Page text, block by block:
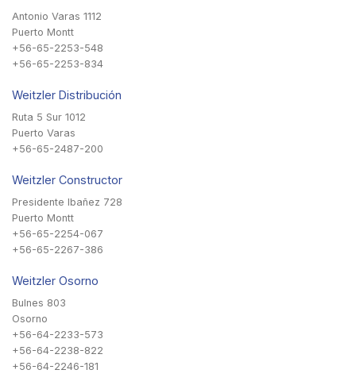
Antonio Varas 1112
Puerto Montt
+56-65-2253-548
+56-65-2253-834
Weitzler Distribución
Ruta 5 Sur 1012
Puerto Varas
+56-65-2487-200
Weitzler Constructor
Presidente Ibañez 728
Puerto Montt
+56-65-2254-067
+56-65-2267-386
Weitzler Osorno
Bulnes 803
Osorno
+56-64-2233-573
+56-64-2238-822
+56-64-2246-181